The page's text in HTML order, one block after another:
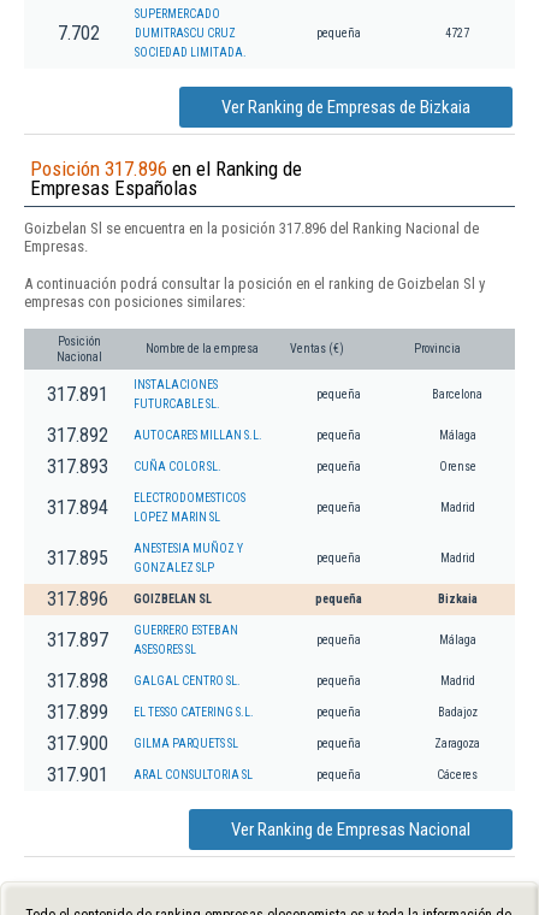
7.702
SUPERMERCADO
DUMITRASCU CRUZ
SOCIEDAD LIMITADA.
pequeña 4727
Ver Ranking de Empresas de Bizkaia
Posición 317.896 en el Ranking de
Empresas Españolas
Goizbelan Sl se encuentra en la posición 317.896 del Ranking Nacional de
Empresas.
A continuación podrá consultar la posición en el ranking de Goizbelan Sl y
empresas con posiciones similares:
Posición
Nacional
Nombre de la empresa Ventas (€) Provincia
317.891
INSTALACIONES
FUTURCABLE SL.
pequeña Barcelona
317.892 AUTOCARES MILLAN S.L. pequeña Málaga
317.893 CUÑA COLOR SL. pequeña Orense
317.894
ELECTRODOMESTICOS
LOPEZ MARIN SL
pequeña Madrid
317.895
ANESTESIA MUÑOZ Y
GONZALEZ SLP
pequeña Madrid
317.896 GOIZBELAN SL pequeña Bizkaia
317.897
GUERRERO ESTEBAN
ASESORES SL
pequeña Málaga
317.898 GALGAL CENTRO SL. pequeña Madrid
317.899 EL TESSO CATERING S.L. pequeña Badajoz
317.900 GILMA PARQUETS SL pequeña Zaragoza
317.901 ARAL CONSULTORIA SL pequeña Cáceres
Ver Ranking de Empresas Nacional